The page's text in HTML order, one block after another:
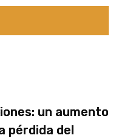
un aumento
pérdida del